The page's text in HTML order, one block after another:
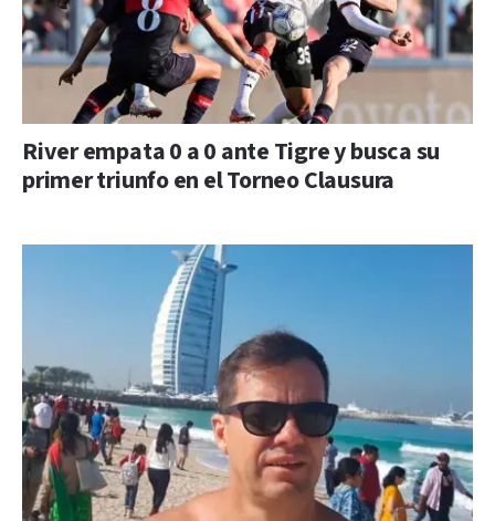
River empata 0 a 0 ante Tigre y busca su
primer triunfo en el Torneo Clausura